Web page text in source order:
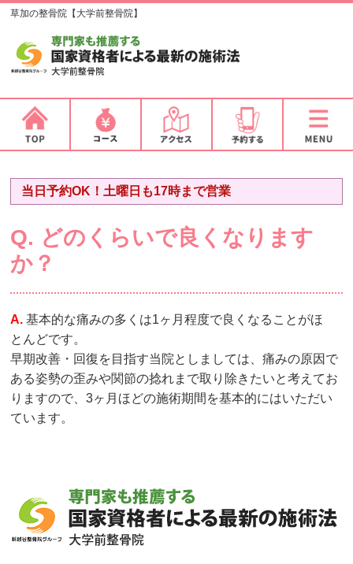
草加の整骨院【大学前整骨院】
当日予約OK！土曜日も17時まで営業
Q. どのくらいで良くなります
か？
A. 基本的な痛みの多くは1ヶ月程度で良くなることがほ
とんどです。
早期改善・回復を目指す当院としましては、痛みの原因で
ある姿勢の歪みや関節の捻れまで取り除きたいと考えてお
りますので、3ヶ月ほどの施術期間を基本的にはいただい
ています。